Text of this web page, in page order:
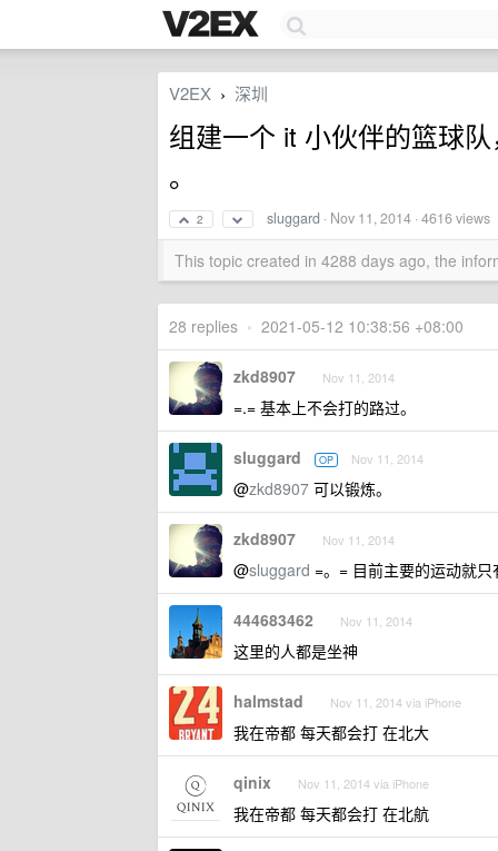
V2EX › 深圳
组建一个 it 小伙伴的篮球
。
2 sluggard · Nov 11, 2014 · 4616 views
This topic created in 4288 days ago, the
28 replies • 2021-05-12 10:38:56 +08:00
zkd8907 Nov 11, 2014
=.= 基本上不会打的路过。
sluggard OP Nov 11, 2014
@zkd8907 可以锻炼。
zkd8907 Nov 11, 2014
@sluggard =。= 目前主要的运动就只
444683462 Nov 11, 2014
这里的人都是坐神
halmstad Nov 11, 2014 via iPhone
我在帝都 每天都会打 在北大
qinix Nov 11, 2014 via iPhone
我在帝都 每天都会打 在北航